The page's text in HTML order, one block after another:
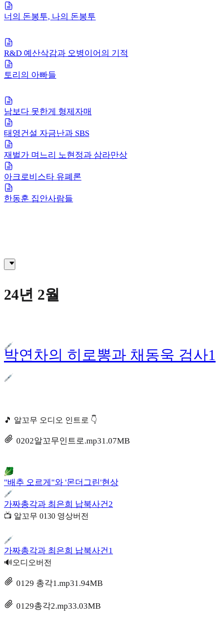
너의 돈봉투, 나의 돈봉투
R&D 예산삭감과 오병이어의 기적
토리의 아빠들
남보다 못한게 형제자매
태영건설 자금난과 SBS
재벌가 며느리 노현정과 삼라만상
아크로비스타 유폐론
한동훈 집안사람들
24년 2월
박연차의 히로뽕과 채동욱 검사1
가짜총각과 최은희 납북사건3
🎵 알꼬무 오디오 인트로 👇
0202알꼬무인트로.mp31.07MB
"배추 오르게"와 '몬더그린'현상
가짜총각과 최은희 납북사건2
📺 알꼬무 0130 영상버전
가짜총각과 최은희 납북사건1
🔊오디오버전
0129 총각1.mp31.94MB
0129총각2.mp33.03MB